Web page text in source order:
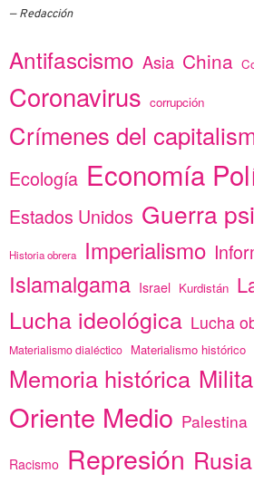
Redacción
Antifascismo Asia China
Coronavirus corrupción
Crímenes del
Ecología Economía
Estados Unidos Guerra
Historia obrera Imperialismo
Islamalgama Israel Kurdistán
Lucha ideológica Lucha
Materialismo dialéctico Materialismo histórico
Memoria histórica
Oriente Medio Palestina
Racismo Represión Rusia